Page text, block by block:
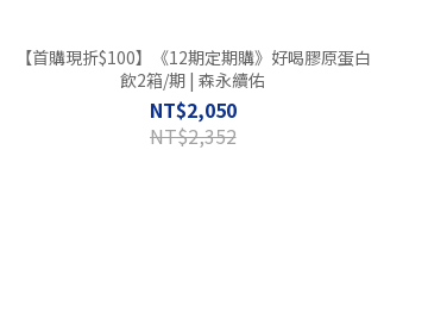
【首購現折$100】《12期定期購》好喝膠原蛋白
飲2箱/期 | 森永續佑
NT$2,050
NT$2,352